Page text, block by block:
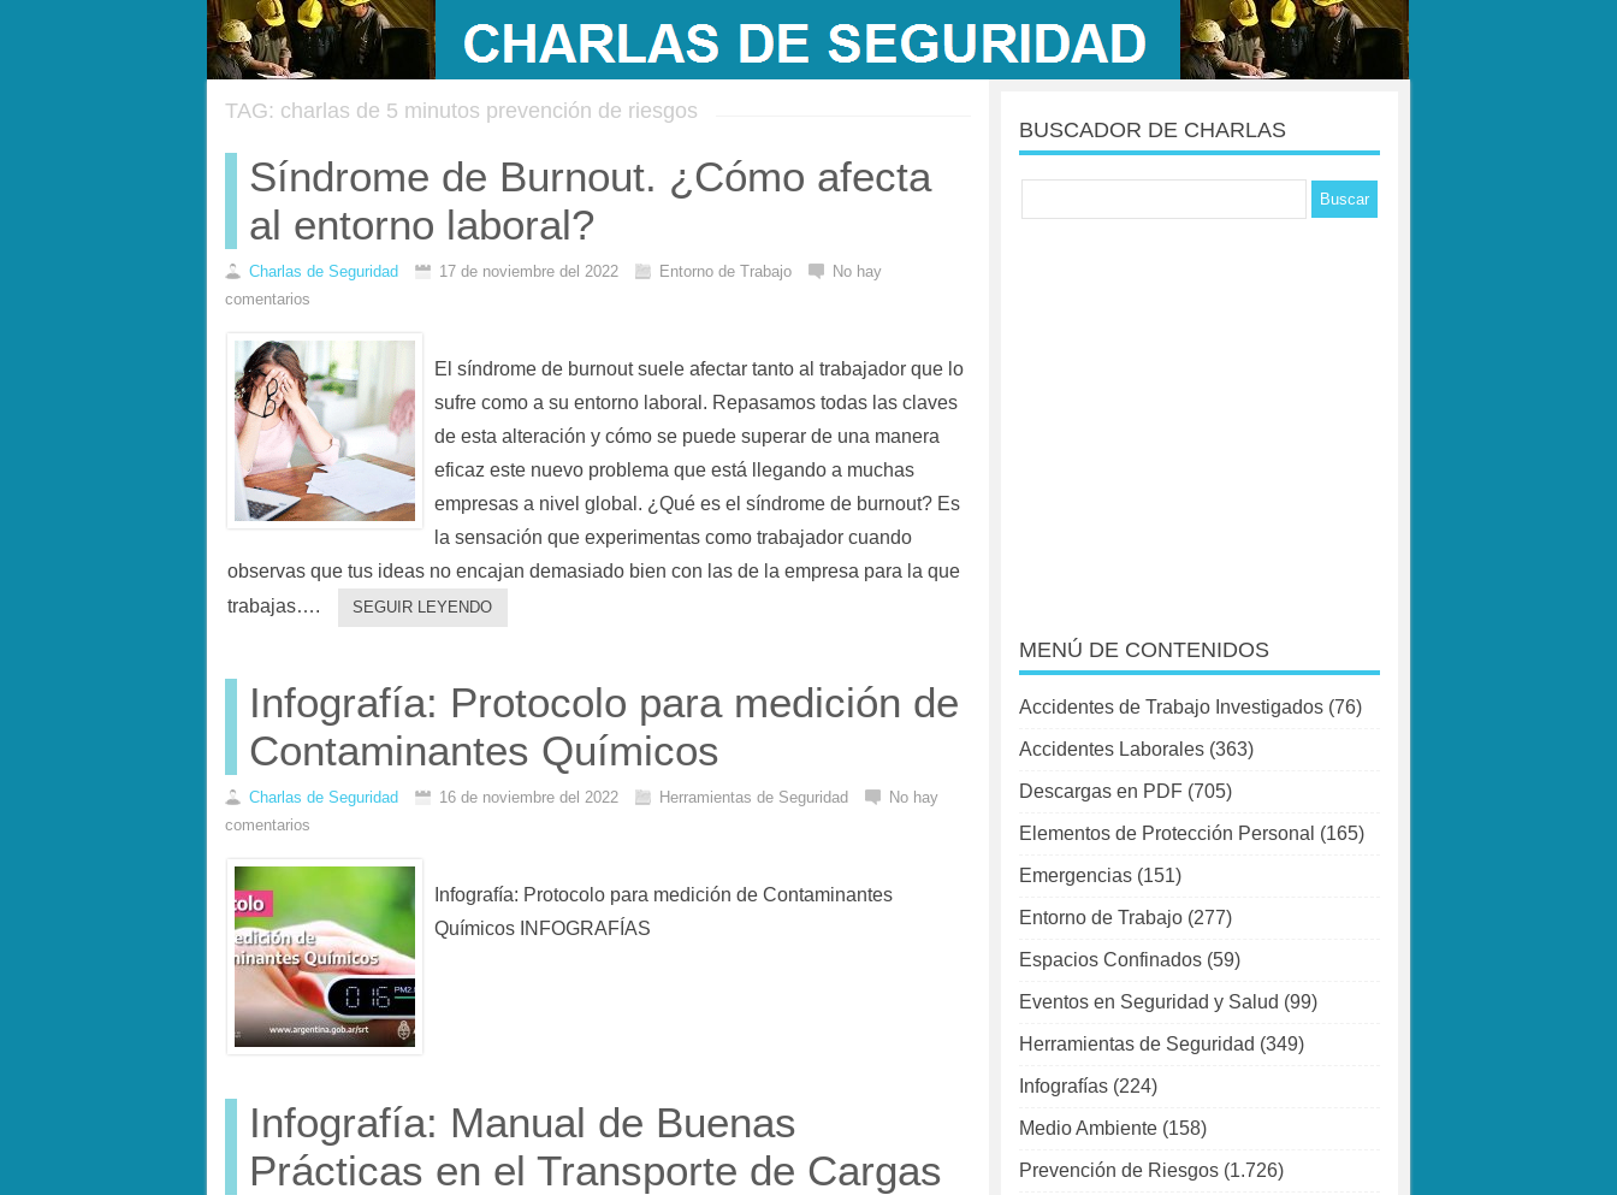
TAG: charlas de 5 minutos prevención de riesgos
Síndrome de Burnout. ¿Cómo afecta
al entorno laboral?
Charlas de Seguridad 17 de noviembre del 2022 Entorno de Trabajo
No hay
comentarios
El síndrome de burnout suele afectar tanto al trabajador que lo
sufre como a su entorno laboral. Repasamos todas las claves
de esta alteración y cómo se puede superar de una manera
eficaz este nuevo problema que está llegando a muchas
empresas a nivel global. ¿Qué es el síndrome de burnout? Es
la sensación que experimentas como trabajador cuando
observas que tus ideas no encajan demasiado bien con las de la empresa para la que
trabajas….
SEGUIR LEYENDO
Infografía: Protocolo para medición de
Contaminantes Químicos
Charlas de Seguridad 16 de noviembre del 2022 Herramientas de Seguridad
No hay
comentarios
Infografía: Protocolo para medición de Contaminantes
Químicos INFOGRAFÍAS
Infografía: Manual de Buenas
Prácticas en el Transporte de Cargas
BUSCADOR DE CHARLAS
MENÚ DE CONTENIDOS
Accidentes de Trabajo Investigados (76)
Accidentes Laborales (363)
Descargas en PDF (705)
Elementos de Protección Personal (165)
Emergencias (151)
Entorno de Trabajo (277)
Espacios Confinados (59)
Eventos en Seguridad y Salud (99)
Herramientas de Seguridad (349)
Infografías (224)
Medio Ambiente (158)
Prevención de Riesgos (1.726)